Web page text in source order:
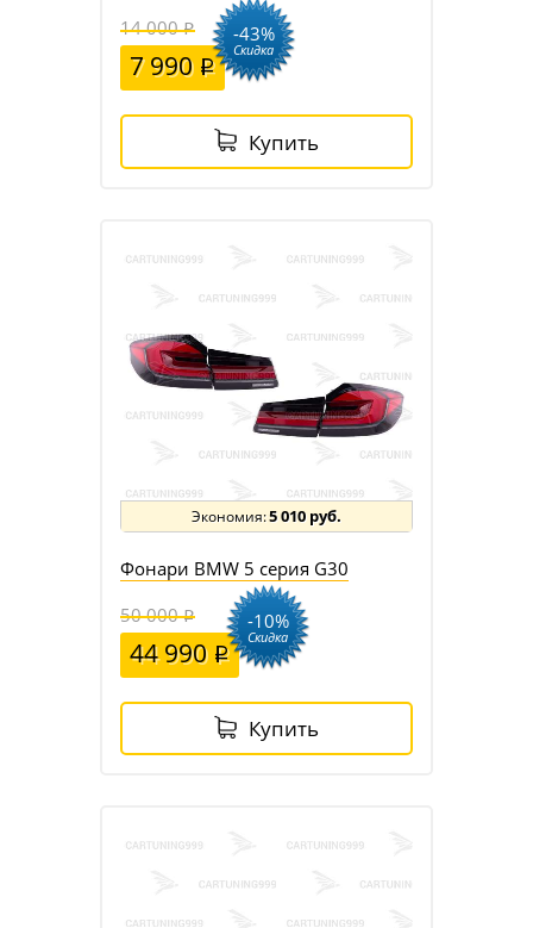
14 000
7 990
-43%
Скидка
Купить
5 010 руб.
Фонари BMW 5 серия G30
50 000
44 990
-10%
Скидка
Купить